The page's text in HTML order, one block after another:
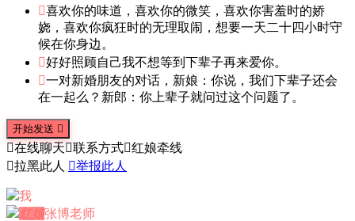
喜欢你的味道，喜欢你的微笑，喜欢你害羞时的娇
娆，喜欢你疯狂时的无理取闹，想要一天二十四小时守
候在你身边。
好好照顾自己我不想等到下辈子再来爱你。
一对新婚朋友的对话，新娘：你说，我们下辈子还会
在一起么？新郎：你上辈子就问过这个问题了。
开始发送 
在线聊天联系方式红娘牵线
拉黑此人 举报此人
我
红娘张博老师